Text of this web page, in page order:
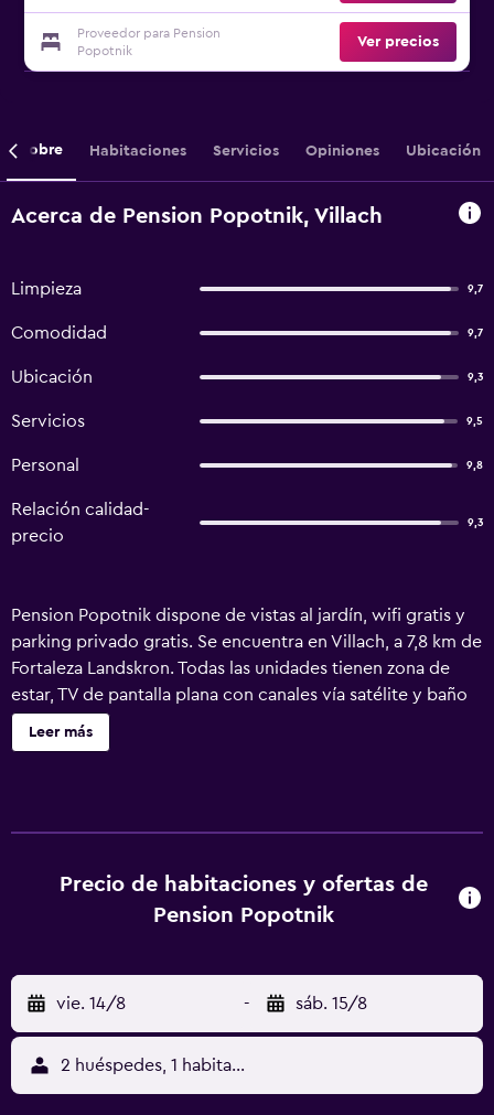
Proveedor para Pension
Popotnik
Ver precios
Sobre Habitaciones Servicios Opiniones Ubicación
Acerca de Pension Popotnik, Villach
Limpieza 9,7
Comodidad 9,7
Ubicación 9,3
Servicios 9,5
Personal 9,8
Relación calidad-
precio
9,3
Pension Popotnik dispone de vistas al jardín, wifi gratis y
parking privado gratis. Se encuentra en Villach, a 7,8 km de
Fortaleza Landskron. Todas las unidades tienen zona de
estar, TV de pantalla plana con canales vía satélite y baño
privado con secador de pelo y ducha. Algunas unidades
también tienen una cocina equipada con nevera,
Loretto está a 36 km. El aeropuerto (Aeropuerto de
Klagenfurt) está a 42 km.
Leer más
Precio de habitaciones y ofertas de
Pension Popotnik
vie. 14/8 - sáb. 15/8
2 huéspedes, 1 habitación